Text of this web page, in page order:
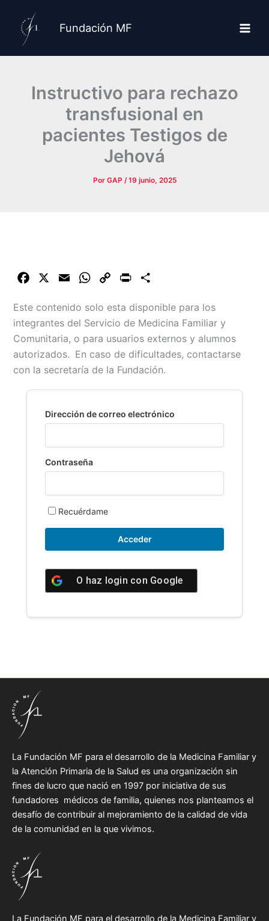
contenido
Fundación MF
Instructivo para rechazo
transfusional en
pacientes Testigos de
Jehová
Por GAP /19 junio, 2025
c
e
b
o
o
k
a
i
l
W
a
t
s
A
p
p
C
p
y
L
i
n
k
i
n
t
m
p
a
r
t
i
Este contenido solo esta disponible para los
integrantes del Servicio de Medicina Familiar y
Comunitaria, o para usuarios externos y alumnos
autorizados. En caso de dificultades, contactarse
con la secretaría de la Fundación.
Dirección de correo electrónico
Contraseña
Recuérdame
O haz login con Google
La Fundación MF para el desarrollo de la Medicina Familiar y
la Atención Primaria de la Salud es una organización sin
fines de lucro que nació en 1997 por iniciativa de sus
fundadores médicos de familia, quienes nos planteamos el
desafío de contribuir al mejoramiento de la calidad de vida
de la comunidad en la que vivimos.
La Fundación MF para el desarrollo de la Medicina Familiar y